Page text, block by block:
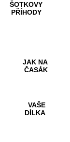
ŠOTKOVY
PŘÍHODY
JAK NA
ČASÁK
VAŠE
DÍLKA